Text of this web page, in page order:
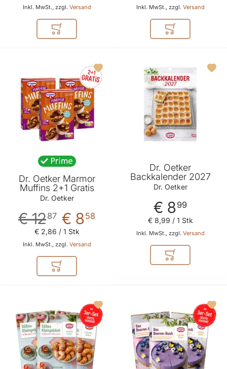
Inkl. MwSt., zzgl. Versand
In den Warenkorb
Inkl. MwSt., zzgl. Versand
In den
Dr. Oetker Marmor
Muffins 2+1 Gratis
Dr. Oetker
€ 858
€ 1287
Inkl. MwSt., zzgl. Versand
€ 2,86 / 1 Stk
In den Warenkorb
Dr. Oetker
Backkalender 2027
Dr. Oetker
€ 899
Inkl. MwSt., zzgl. Versand
€ 8,99 / 1 Stk
In den